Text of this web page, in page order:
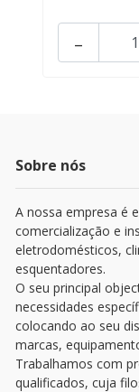
-
Sobre nós
A nossa empresa é
comercialização e
eletrodomésticos,
esquentadores.
O seu principal
necessidades
colocando ao seu
marcas,
Trabalhamos com
qualificados, cuja